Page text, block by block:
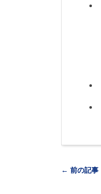
← 前の記事